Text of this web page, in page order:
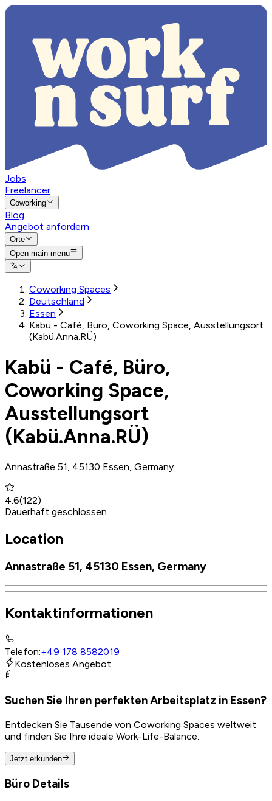
Jobs
Freelancer
Coworking
Blog
Angebot anfordern
Orte
Open main menu
Coworking Spaces
Deutschland
Essen
Kabü - Café, Büro, Coworking Space, Ausstellungsort
(Kabü.Anna.RÜ)
Kabü - Café, Büro,
Coworking Space,
Ausstellungsort
(Kabü.Anna.RÜ)
Annastraße 51, 45130 Essen, Germany
4.6(122)
Dauerhaft geschlossen
Location
Annastraße 51, 45130 Essen, Germany
Kontaktinformationen
Telefon:+49 178 8582019
Kostenloses Angebot
Suchen Sie Ihren perfekten Arbeitsplatz in Essen?
Entdecken Sie Tausende von Coworking Spaces weltweit
und finden Sie Ihre ideale Work-Life-Balance.
Jetzt erkunden
Büro Details